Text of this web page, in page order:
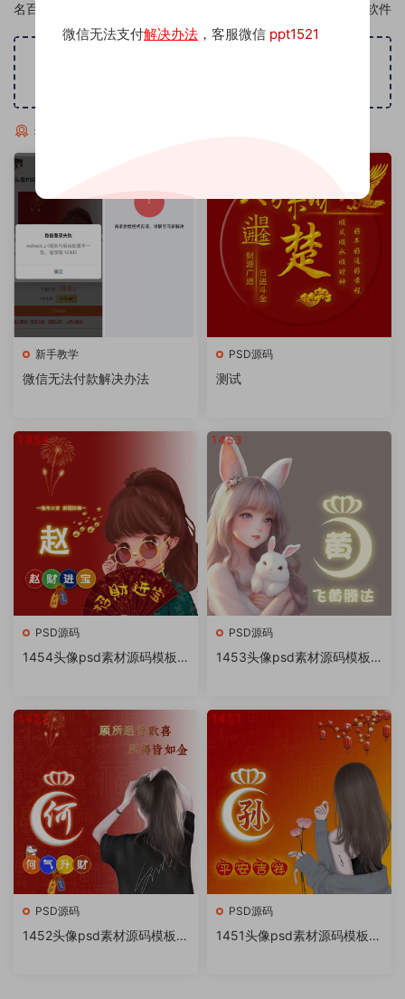
名百家姓氏头像制作教程软件
名百家姓氏头像制作教程软件
猜你喜欢
新手教学
微信无法付款解决办法
PSD源码
测试
PSD源码
1454头像psd素材源码模板
作教程软件
PSD源码
1453头像psd素材源码模板
作教程软件
PSD源码
1452头像psd素材源码模板源
PSD源码
1451头像psd素材源码模板源
微信无法支付解决办法 ，客服微信 ppt1521